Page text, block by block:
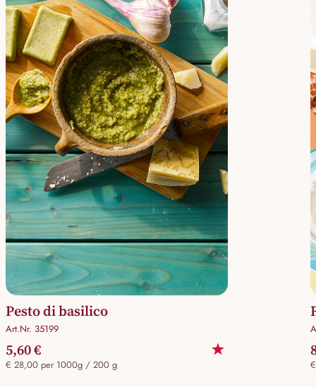
Pesto di basilico
Art.Nr. 35199
5,60 €
€ 28,00 per 1000g / 200 g